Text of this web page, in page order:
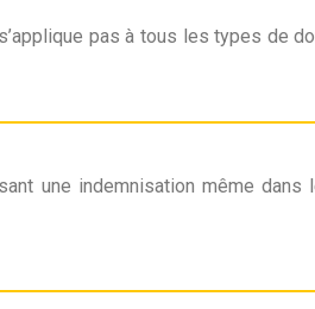
pas à tous les types de
une indemnisation même dans